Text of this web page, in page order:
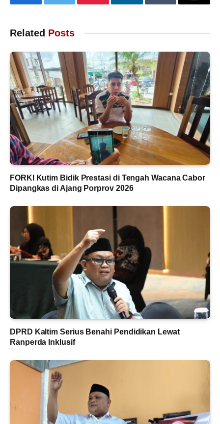
FacebookTwitter Pinterest LinkedInTumblr Email
Related Posts
FORKI Kutim Bidik Prestasi di Tengah Wacana Cabor
Dipangkas di Ajang Porprov 2026
DPRD Kaltim Serius Benahi Pendidikan Lewat
Ranperda Inklusif